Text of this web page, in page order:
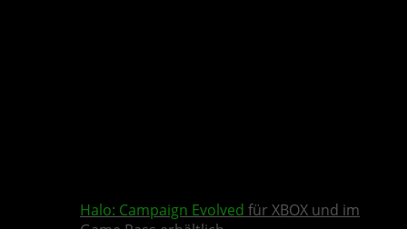
Halo: Campaign Evolved für XBOX und im